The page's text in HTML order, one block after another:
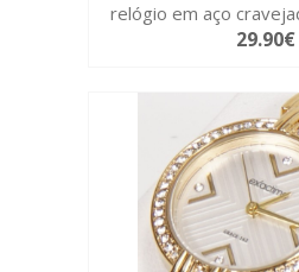
relógio em aço
29.90€